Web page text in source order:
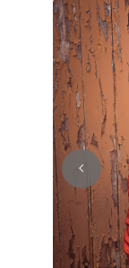
Stefan
Gesang / Vocal